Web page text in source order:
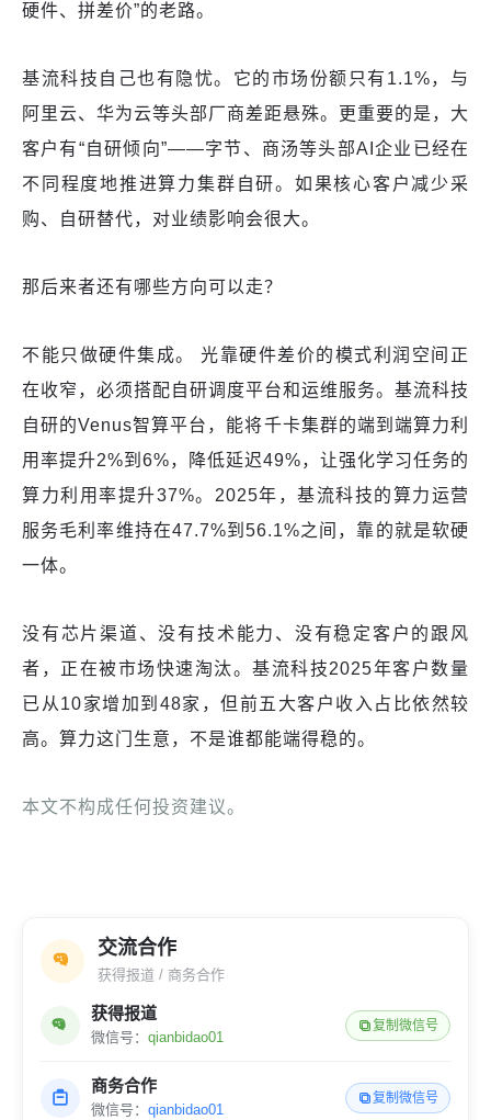
硬件、拼差价”的老路。
基流科技自己也有隐忧。它的市场份额只有1.1%，与
阿里云、华为云等头部厂商差距悬殊。更重要的是，大
客户有“自研倾向”——字节、商汤等头部AI企业已经在
不同程度地推进算力集群自研。如果核心客户减少采
购、自研替代，对业绩影响会很大。
那后来者还有哪些方向可以走？
不能只做硬件集成。 光靠硬件差价的模式利润空间正
在收窄，必须搭配自研调度平台和运维服务。基流科技
自研的Venus智算平台，能将千卡集群的端到端算力利
用率提升2%到6%，降低延迟49%，让强化学习任务的
算力利用率提升37%。2025年，基流科技的算力运营
服务毛利率维持在47.7%到56.1%之间，靠的就是软硬
一体。
没有芯片渠道、没有技术能力、没有稳定客户的跟风
者，正在被市场快速淘汰。基流科技2025年客户数量
已从10家增加到48家，但前五大客户收入占比依然较
高。算力这门生意，不是谁都能端得稳的。
本文不构成任何投资建议。
交流合作
获得报道 / 商务合作
获得报道
微信号： qianbidao01
复制微信号
商务合作
微信号： qianbidao01
复制微信号